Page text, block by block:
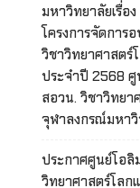
มหาวิทยาลัยเรื่อ
โครงการจัดการ
วิชาวิทยาศาสตร์
ประจำปี 2568
สอวน. วิชาวิทยา
จุฬาลงกรณ์มหา
ประกาศศูนย์โอลิ
วิทยาศาสตร์โลก